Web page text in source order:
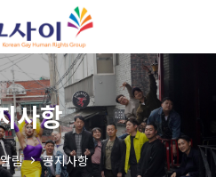
사항
알림 공지사항